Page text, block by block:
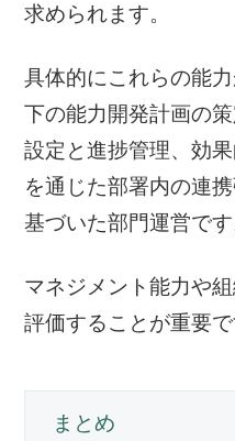
求められます。
具体的にこれらの能
下の能力開発計画の
設定と進捗管理、効
を通じた部署内の連
基づいた部門運営です
マネジメント能力や
評価することが重要で
まとめ